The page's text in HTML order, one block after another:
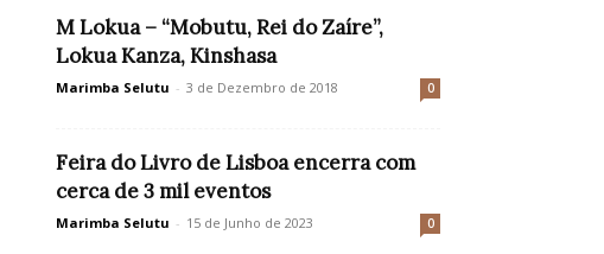
M Lokua – “Mobutu, Rei do Zaíre”,
Lokua Kanza, Kinshasa
Marimba Selutu - 3 de Dezembro de 2018 0
Feira do Livro de Lisboa encerra com
cerca de 3 mil eventos
Marimba Selutu - 15 de Junho de 2023 0